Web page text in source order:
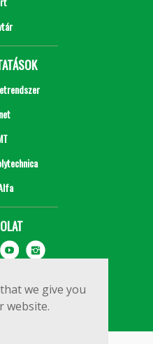
we give you
website.